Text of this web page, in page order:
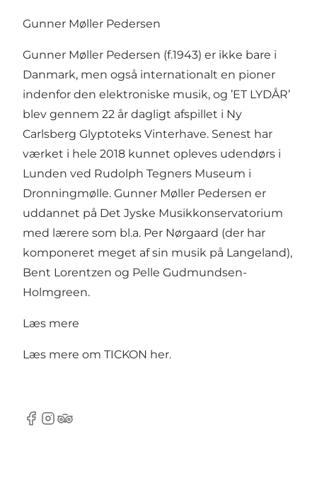
Gunner Møller Pedersen
Gunner Møller Pedersen (f.1943) er ikke bare i
Danmark, men også internationalt en pioner
indenfor den elektroniske musik, og ’ET LYDÅR’
blev gennem 22 år dagligt afspillet i Ny
Carlsberg Glyptoteks Vinterhave. Senest har
værket i hele 2018 kunnet opleves udendørs i
Lunden ved Rudolph Tegners Museum i
Dronningmølle. Gunner Møller Pedersen er
uddannet på Det Jyske Musikkonservatorium
med lærere som bl.a. Per Nørgaard (der har
komponeret meget af sin musik på Langeland),
Bent Lorentzen og Pelle Gudmundsen-
Holmgreen.
Læs mere
Læs mere om TICKON her.
Facebook
Instagram
Tripadvisor